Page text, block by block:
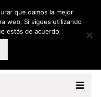
que damos la mejor
web. Si sigues utilizando
estás de acuerdo.